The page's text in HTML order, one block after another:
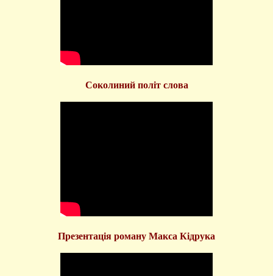
Соколиний політ слова
Презентація роману Макса Кідрука